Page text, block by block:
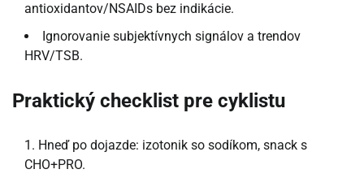
antioxidantov/NSAIDs bez indikácie.
Ignorovanie subjektívnych signálov a trendov
HRV/TSB.
Praktický checklist pre cyklistu
Hneď po dojazde: izotonik so sodíkom, snack s
CHO+PRO.